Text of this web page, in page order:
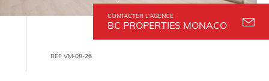
CONTACTER L'AGENCE
BC PROPERTIES MONACO
RÉF VM-08-26